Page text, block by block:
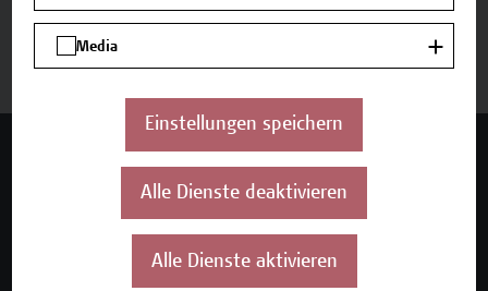
Mehr Infos gewünscht?
Media
Einstellungen speichern
Alle Dienste deaktivieren
Alle Dienste aktivieren